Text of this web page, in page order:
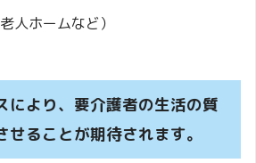
人ホームなど）
により、要介護者の生活の質
せることが期待されます。